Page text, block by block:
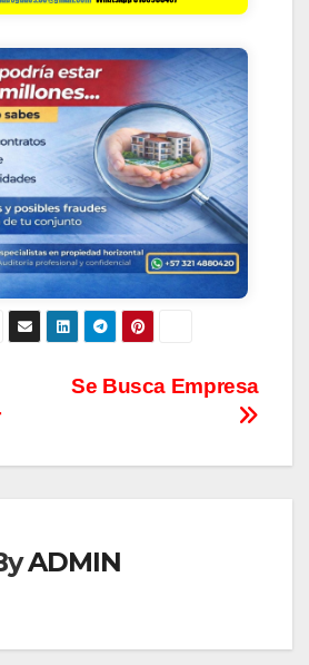
Se Busca Empresa
ADMIN